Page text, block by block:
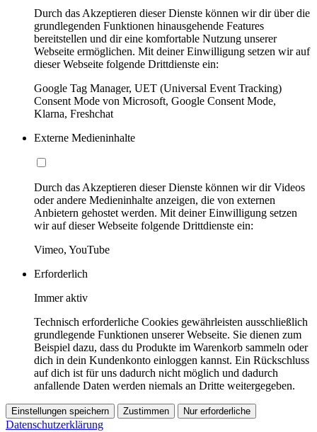
Durch das Akzeptieren dieser Dienste können wir dir über die
grundlegenden Funktionen hinausgehende Features
bereitstellen und dir eine komfortable Nutzung unserer
Webseite ermöglichen. Mit deiner Einwilligung setzen wir auf
dieser Webseite folgende Drittdienste ein:
Google Tag Manager, UET (Universal Event Tracking)
Consent Mode von Microsoft, Google Consent Mode,
Klarna, Freshchat
Externe Medieninhalte
Durch das Akzeptieren dieser Dienste können wir dir Videos
oder andere Medieninhalte anzeigen, die von externen
Anbietern gehostet werden. Mit deiner Einwilligung setzen
wir auf dieser Webseite folgende Drittdienste ein:
Vimeo, YouTube
Erforderlich
Immer aktiv
Technisch erforderliche Cookies gewährleisten ausschließlich
grundlegende Funktionen unserer Webseite. Sie dienen zum
Beispiel dazu, dass du Produkte im Warenkorb sammeln oder
dich in dein Kundenkonto einloggen kannst. Ein Rückschluss
auf dich ist für uns dadurch nicht möglich und dadurch
anfallende Daten werden niemals an Dritte weitergegeben.
Einstellungen speichern Zustimmen Nur erforderliche
Datenschutzerklärung